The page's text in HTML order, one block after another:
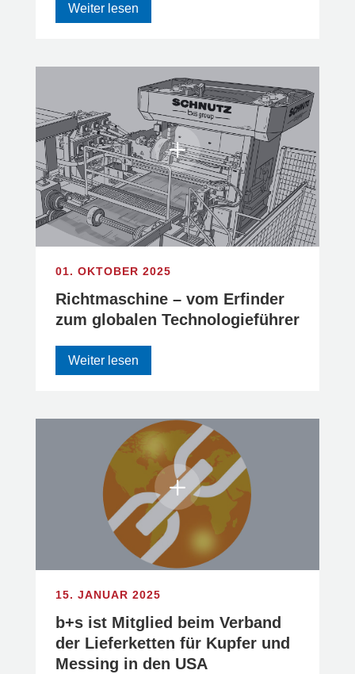
Weiter lesen
01. OKTOBER 2025
Richtmaschine – vom Erfinder
zum globalen Technologieführer
Weiter lesen
15. JANUAR 2025
b+s ist Mitglied beim Verband
der Lieferketten für Kupfer und
Messing in den USA